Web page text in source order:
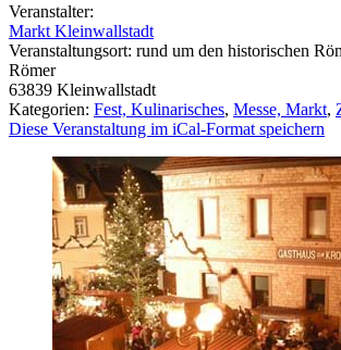
Veranstalter:
Markt Kleinwallstadt
Veranstaltungsort: rund um den historischen
Römer
63839 Kleinwallstadt
Kategorien: Fest, Kulinarisches, Messe, Markt,
Diese Veranstaltung im iCal-Format speichern